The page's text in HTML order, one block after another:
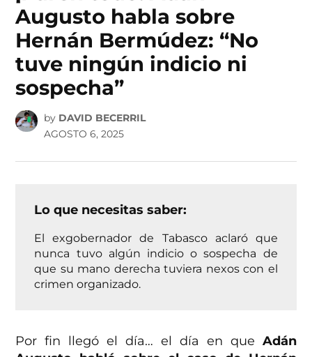
Augusto habla sobre
Hernán Bermúdez: “No
tuve ningún indicio ni
sospecha”
by DAVID BECERRIL
AGOSTO 6, 2025
Lo que necesitas saber:
El exgobernador de Tabasco aclaró que
nunca tuvo algún indicio o sospecha de
que su mano derecha tuviera nexos con el
crimen organizado.
Por fin llegó el día… el día en que Adán